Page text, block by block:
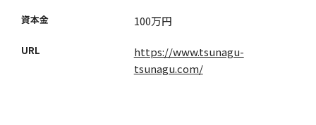
資本金 100万円
URL
https://www.tsunagu-
tsunagu.com/